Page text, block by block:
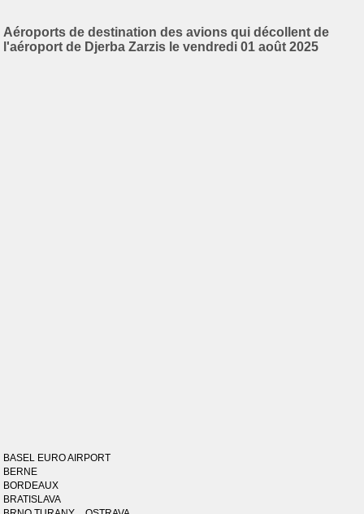
Aéroports de destination des avions qui décollent de
l'aéroport de Djerba Zarzis le vendredi 01 août 2025
BASEL EURO AIRPORT
BERNE
BORDEAUX
BRATISLAVA